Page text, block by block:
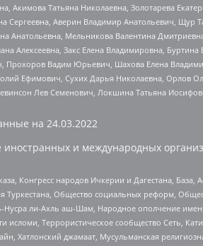
Акимова Татьяна Николаевна, Золотарева
Сергеевна, Аверин Владимир Анатольевич,
Анатольевна, Мельникова Валентина
Алексеевна, Закс Елена Владимировна,
Вадим Юрьевич, Шахова Елена
Ефимович, Сухих Дарья Николаевна, Орлов
Лев Семенович, Локшина Татьяна
на 24.03.2022
и международных
Конгресс народов Ичкерии и Дагестана, База,
Общество социальных реформ,
Нусра ли-Ахль аш-Шам, Народное ополчение
исломи, Террористическое сообщество Сеть,
Хатлонский джамаат, Мусульманская